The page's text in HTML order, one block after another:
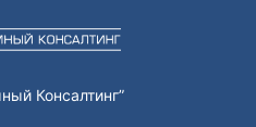
Консалтинг”